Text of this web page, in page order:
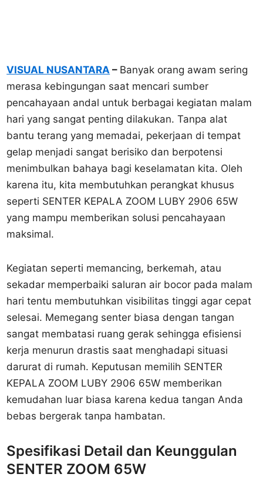
VISUAL NUSANTARA – Banyak orang awam sering
merasa kebingungan saat mencari sumber
pencahayaan andal untuk berbagai kegiatan malam
hari yang sangat penting dilakukan. Tanpa alat
bantu terang yang memadai, pekerjaan di tempat
gelap menjadi sangat berisiko dan berpotensi
menimbulkan bahaya bagi keselamatan kita. Oleh
karena itu, kita membutuhkan perangkat khusus
seperti SENTER KEPALA ZOOM LUBY 2906 65W
yang mampu memberikan solusi pencahayaan
maksimal.
Kegiatan seperti memancing, berkemah, atau
sekadar memperbaiki saluran air bocor pada malam
hari tentu membutuhkan visibilitas tinggi agar cepat
selesai. Memegang senter biasa dengan tangan
sangat membatasi ruang gerak sehingga efisiensi
kerja menurun drastis saat menghadapi situasi
darurat di rumah. Keputusan memilih SENTER
KEPALA ZOOM LUBY 2906 65W memberikan
kemudahan luar biasa karena kedua tangan Anda
bebas bergerak tanpa hambatan.
Spesifikasi Detail dan Keunggulan
SENTER ZOOM 65W